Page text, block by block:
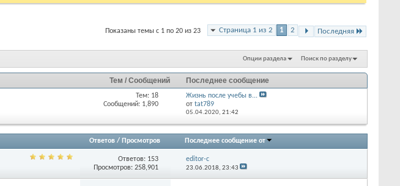
Страница 1 из 2 1 2 Последняя
Показаны темы с 1 по 20 из 23
Опции раздела Поиск по разделу
Тем / Сообщений Последнее сообщение
Тем: 18
Сообщений: 1,890
Жизнь после учебы в...
от tat789
05.04.2020, 21:42
Ответов / Просмотров Последнее сообщение от
Ответов: 153
Просмотров: 258,901
editor-c
23.06.2018, 23:43